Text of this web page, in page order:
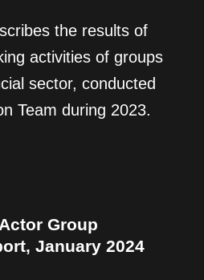
the results of
activities of groups
sector, conducted
Team during 2023.
Group
January 2024